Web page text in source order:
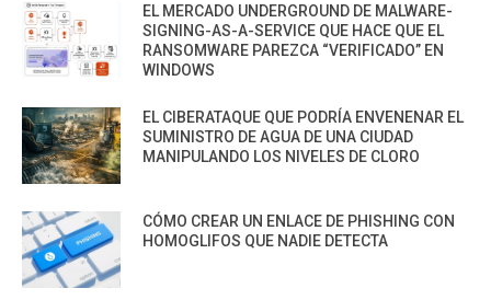
EL MERCADO UNDERGROUND DE MALWARE-
SIGNING-AS-A-SERVICE QUE HACE QUE EL
RANSOMWARE PAREZCA “VERIFICADO” EN
WINDOWS
EL CIBERATAQUE QUE PODRÍA ENVENENAR EL
SUMINISTRO DE AGUA DE UNA CIUDAD
MANIPULANDO LOS NIVELES DE CLORO
CÓMO CREAR UN ENLACE DE PHISHING CON
HOMOGLIFOS QUE NADIE DETECTA